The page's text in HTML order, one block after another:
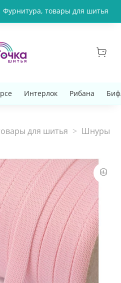
Фурнитура, товары для шитья
Интерлок Рибана
для шитья Шнуры